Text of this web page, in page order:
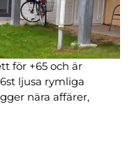
för +65 och är
ljusa rymliga
nära affärer,